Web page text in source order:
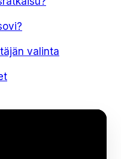
valinta